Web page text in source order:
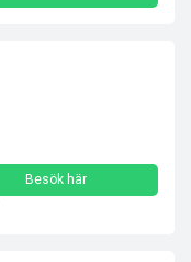
Besök här